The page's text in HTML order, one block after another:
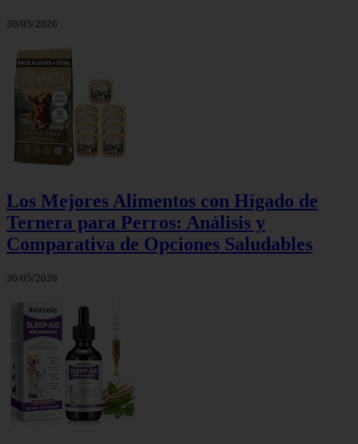
30/05/2026
Los Mejores Alimentos con Hígado de
Ternera para Perros: Análisis y
Comparativa de Opciones Saludables
30/05/2026